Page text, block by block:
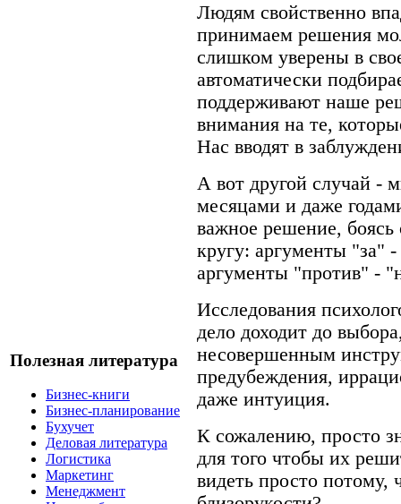
Полезная литература
Бизнес-книги
Бизнес-планирование
Бухучет
Деловая литература
Логистика
Маркетинг
Менеджмент
Людям свойственно
принимаем решения
слишком уверены в
автоматически
поддерживают наше
внимания на те,
Нас вводят в
А вот другой случай -
месяцами и даже
важное решение,
кругу: аргументы "за"
аргументы "против" -
Исследования
дело доходит до
несовершенным
предубеждения,
даже интуиция.
К сожалению, просто
для того чтобы их
видеть просто потому,